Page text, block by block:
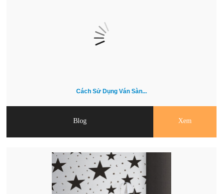
Cách Sử Dụng Ván Sàn...
Blog Xem